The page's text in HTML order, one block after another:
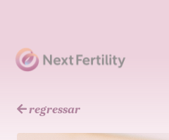
regressar